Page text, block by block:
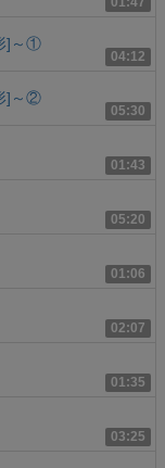
04:12
]～①
05:30
]～②
01:43
05:20
01:06
02:07
01:35
03:25